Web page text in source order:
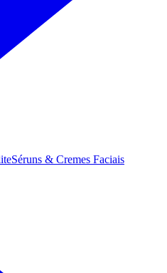
Séruns & Cremes Faciais